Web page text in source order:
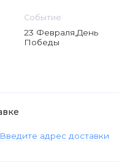
Событие
23 Февраля,День
Победы
Введите адрес доставки